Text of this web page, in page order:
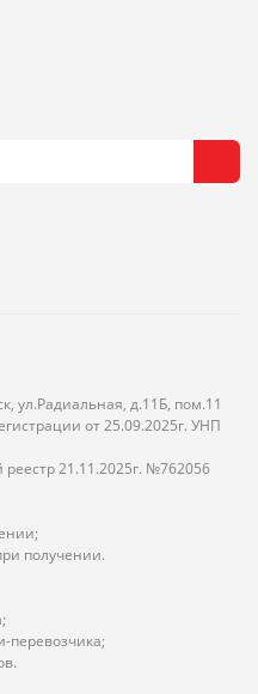
ул.Радиальная, д.11Б, пом.11
от 25.09.2025г. УНП
21.11.2025г. №762056
получении.
перевозчика;